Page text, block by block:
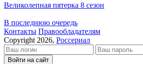
Великолепная пятерка 8 сезон
В последнюю очередь
Кон­так­ты Пра­во­об­ла­да­те­лям
Copyright 2026, Россериал
Войти на сайт